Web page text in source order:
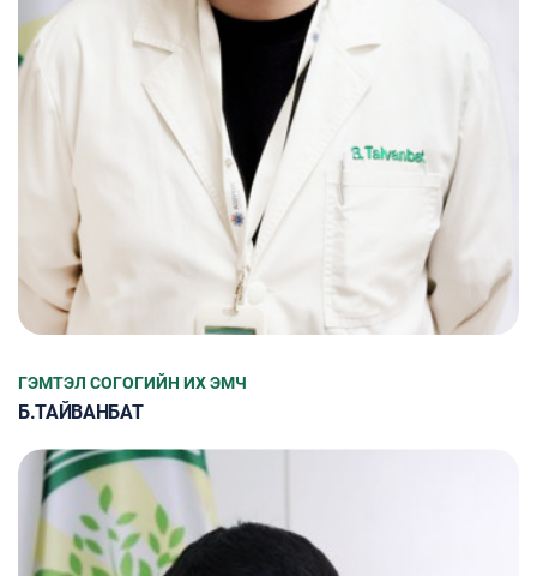
ГЭМТЭЛ СОГОГИЙН ИХ ЭМЧ
Б.ТАЙВАНБАТ